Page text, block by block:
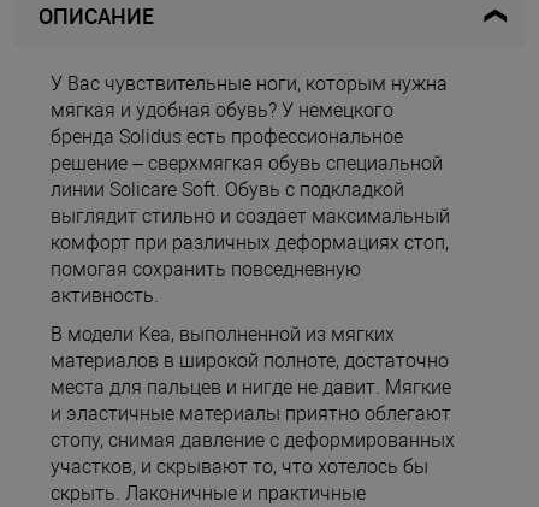
ОПИСАНИЕ
У Вас чувствительные ноги, которым нужна
мягкая и удобная обувь? У немецкого
бренда Solidus есть профессиональное
решение – сверхмягкая обувь специальной
линии Solicare Soft. Обувь с подкладкой
выглядит стильно и создает максимальный
комфорт при различных деформациях стоп,
помогая сохранить повседневную
активность.
В модели Kea, выполненной из мягких
материалов в широкой полноте, достаточно
места для пальцев и нигде не давит. Мягкие
и эластичные материалы приятно облегают
стопу, снимая давление с деформированных
участков, и скрывают то, что хотелось бы
скрыть. Лаконичные и практичные